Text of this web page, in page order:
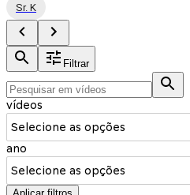
Sr. K
Filtrar
vídeos
Selecione as opções
ano
Selecione as opções